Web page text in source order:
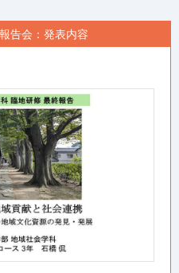
告会：発表内容